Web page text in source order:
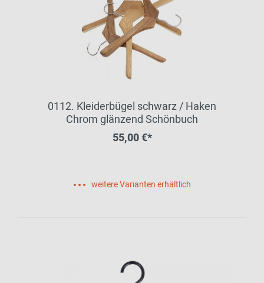
0112. Kleiderbügel schwarz / Haken
Chrom glänzend Schönbuch
55,00 €*
weitere Varianten erhältlich